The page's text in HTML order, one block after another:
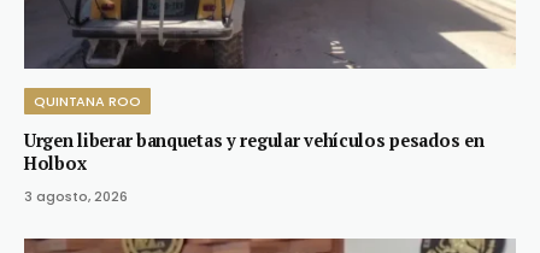
QUINTANA ROO
Urgen liberar banquetas y regular vehículos pesados en
Holbox
3 agosto, 2026